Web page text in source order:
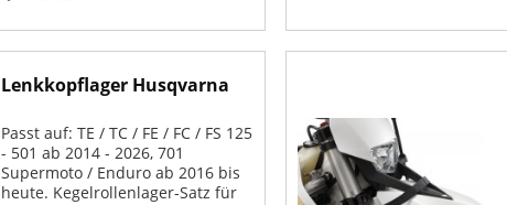
Lenkkopflager Husqvarna
Passt auf: TE / TC / FE / FC / FS 125
- 501 ab 2014 - 2026, 701
Supermoto / Enduro ab 2016 bis
heute. Kegelrollenlager-Satz für